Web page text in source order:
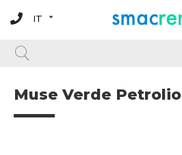
Muse Verde Petrolio